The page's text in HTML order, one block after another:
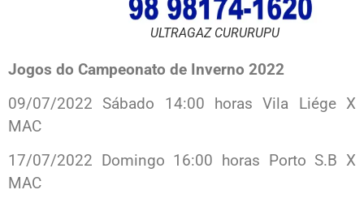
ULTRAGAZ CURURUPU
Jogos do Campeonato de Inverno 2022
09/07/2022 Sábado 14:00 horas Vila Liége X
MAC
17/07/2022 Domingo 16:00 horas Porto S.B X
MAC